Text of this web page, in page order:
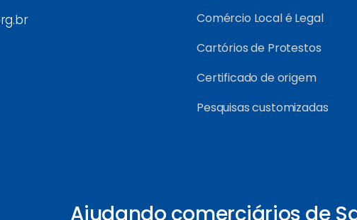
Comércio Local é Legal
Cartórios de Protestos
Certificado de origem
Pesquisas customizadas
Ajudando comerciários de